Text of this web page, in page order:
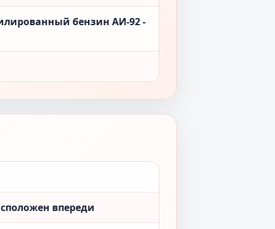
бензин АИ-92 -
впереди